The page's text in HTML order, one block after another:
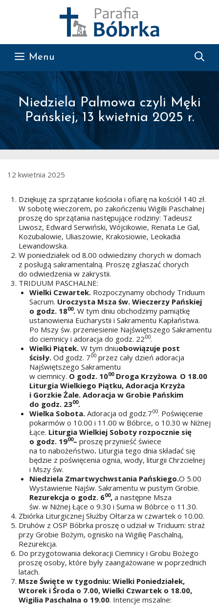
Menu
Niedziela Palmowa czyli Męki
Pańskiej, 13 kwietnia 2025 r.
12 kwietnia 2025
Dziękuję za sprzątanie kościoła i ofiarę na kościół 140 zł.
W sobotę wieczorem, po zakończeniu Wigilii Paschalnej
proszę do sprzątania następujące rodziny: Tadeusz
Liwosz, Edward Serwiński, Wójcikowie, Renata Le Gal,
Kozubalowie, Uliaszowie, Krakosiowie, Leokadia
Lewandowska.
W poniedziałek od 8.00 odwiedziny chorych w domach
z posługą sakramentalną. Proszę zgłaszać chorych
do odwiedzenia w zakrystii.
TRIDUUM PASCHALNE:
Wielki Czwartek. Rozpoczynamy obchody Triduum
Sacrum. Uroczysta Msza św. Wieczerzy Pańskiej
o godz. 1800. W tym dniu obchodzimy pamiątkę
ustanowienia Eucharystii i Sakramentu Kapłaństwa.
Po Mszy św. przeniesienie Najświętszego Sakramentu
do ciemnicy i adoracja do godz. 2200.
Wielki Piątek. W tym dniuobowiązuje post
ścisły. Od godz. 700 przez cały dzień adoracja
Najświętszego Sakramentu
w ciemnicy. O godz. 1000Droga Krzyżowa. O 18.00
Liturgia Wielkiego Piątku, Adoracja Krzyża
i Gorzkie Żale. Adoracja w Grobie Pańskim
do godz. 2300.
Wielka Sobota. Adoracja od godz.700. Poświęcenie
pokarmów o 10.00 i 11.00 w Bóbrce, o 10.30 w Niżnej
Łące. Liturgia Wielkiej Soboty rozpocznie się
o godz. 1900– proszę przynieść świece
na to nabożeństwo. Liturgia tego dnia składać się
będzie z poświęcenia ognia, wody, liturgii Chrzcielnej
i Mszy św.
Niedziela Zmartwychwstania Pańskiego.O 5.00
Wystawienie Najśw. Sakramentu w pustym Grobie.
Rezurekcja o godz. 600, a następne Msza
św. w Niżnej Łące o 9.30 i Suma w Bóbrce o 11.30.
Zbiórka Liturgicznej Służby Ołtarza w czwartek o 10.00.
Druhów z OSP Bóbrka proszę o udział w Triduum: straż
przy Grobie Bożym, ognisko na Wigilię Paschalną,
Rezurekcja.
Do przygotowania dekoracji Ciemnicy i Grobu Bożego
proszę osoby, które były zaangażowane w poprzednich
latach.
Msze Święte w tygodniu: Wielki Poniedziałek,
Wtorek i Środa o 7.00, Wielki Czwartek o 18.00,
Wigilia Paschalna o 19.00. Intencje mszalne: